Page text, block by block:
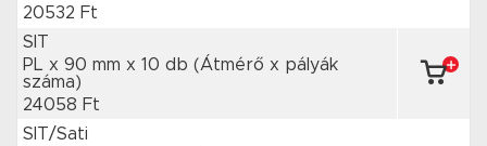
20532 Ft
SIT
PL x 90 mm x 10 db (Átmérő x pályák
száma)
24058 Ft
SIT/Sati